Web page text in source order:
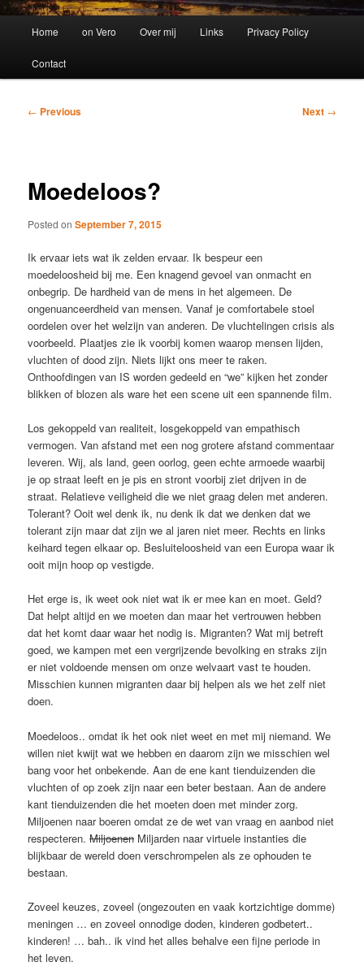
Home on Vero Over mij Links Privacy Policy
Contact
Post
← Previous Next →
Moedeloos?
Posted onSeptember 7, 2015
Ik ervaar iets wat ik zelden ervaar. Ik bespeur een
moedeloosheid bij me. Een knagend gevoel van onmacht en
onbegrip. De hardheid van de mens in het algemeen. De
ongenuanceerdheid van mensen. Vanaf je comfortabele stoel
oordelen over het welzijn van anderen. De vluchtelingen crisis als
voorbeeld. Plaatjes zie ik voorbij komen waarop mensen lijden,
vluchten of dood zijn. Niets lijkt ons meer te raken.
Onthoofdingen van IS worden gedeeld en “we” kijken het zonder
blikken of blozen als ware het een scene uit een spannende film.
Los gekoppeld van realiteit, losgekoppeld van empathisch
vermogen. Van afstand met een nog grotere afstand commentaar
leveren. Wij, als land, geen oorlog, geen echte armoede waarbij
je op straat leeft en je pis en stront voorbij ziet drijven in de
straat. Relatieve veiligheid die we niet graag delen met anderen.
Tolerant? Ooit wel denk ik, nu denk ik dat we denken dat we
tolerant zijn maar dat zijn we al jaren niet meer. Rechts en links
keihard tegen elkaar op. Besluiteloosheid van een Europa waar ik
ooit mijn hoop op vestigde.
Het erge is, ik weet ook niet wat ik er mee kan en moet. Geld?
Dat helpt altijd en we moeten dan maar het vertrouwen hebben
dat het komt daar waar het nodig is. Migranten? Wat mij betreft
goed, we kampen met een vergrijzende bevolking en straks zijn
er niet voldoende mensen om onze welvaart vast te houden.
Misschien kunnen migranten daar bij helpen als we het zelf niet
doen.
Moedeloos.. omdat ik het ook niet weet en met mij niemand. We
willen niet kwijt wat we hebben en daarom zijn we misschien wel
bang voor het onbekende. Aan de ene kant tienduizenden die
vluchten of op zoek zijn naar een beter bestaan. Aan de andere
kant tienduizenden die het moeten doen met minder zorg.
Miljoenen naar boeren omdat ze de wet van vraag en aanbod niet
respecteren.Miljoenen Miljarden naar virtuele instanties die
blijkbaar de wereld doen verschrompelen als ze ophouden te
bestaan.
Zoveel keuzes, zoveel (ongezouten en vaak kortzichtige domme)
meningen … en zoveel onnodige doden, kinderen godbetert..
kinderen! … bah.. ik vind het alles behalve een fijne periode in
het leven.